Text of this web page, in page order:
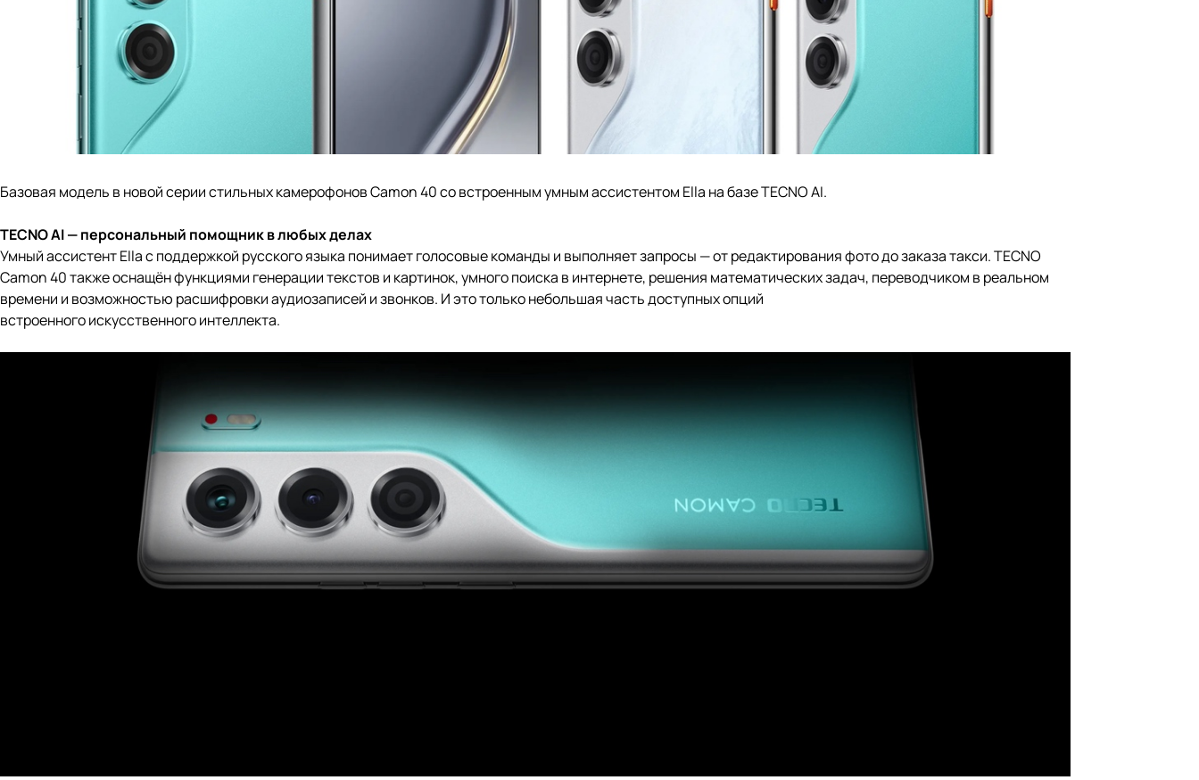
Базовая модель в новой серии стильных камерофонов Camon 40 со встроенным умным ассистентом Ella на базе TECNO AI.
TECNO AI — персональный помощник в любых делах
Умный ассистент Ella с поддержкой русского языка понимает голосовые команды и выполняет запросы — от редактирования фото до заказа такси. TECNO
Camon 40 также оснащён функциями генерации текстов и картинок, умного поиска в интернете, решения математических задач, переводчиком в реальном
времени и возможностью расшифровки аудиозаписей и звонков. И это только небольшая часть доступных опций
встроенного искусственного интеллекта.